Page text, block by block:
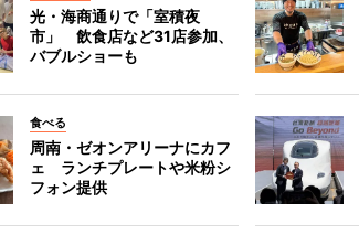
光・海商通りで「室積夜
市」 飲食店など31店参加、
バブルショーも
食べる
周南・ゼオンアリーナにカフ
ェ ランチプレートや米粉シ
フォン提供